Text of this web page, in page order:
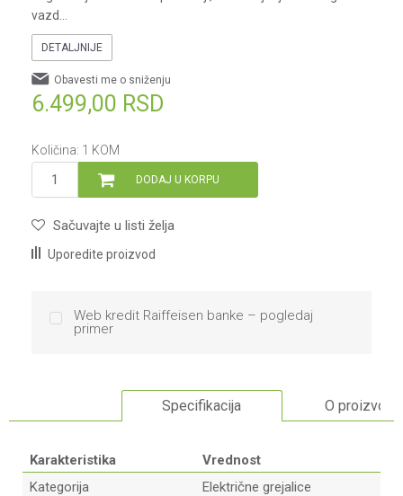
vazd
DETALJNIJE
6.499,00 RSD
Obavesti me o sniženju
Količina: 1 KOM
DODAJ U KORPU
Sačuvajte u listi želja
Uporedite proizvod
Web kredit Raiffeisen banke – pogledaj
primer
Specifikacija O proizvodu
Karakteristika
Vrednost
Kategorija
Električne grejalice